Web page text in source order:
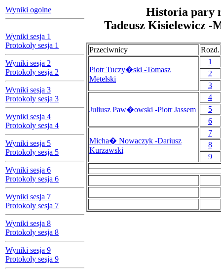
Wyniki ogolne
Wyniki sesja 1
Protokoly sesja 1
Wyniki sesja 2
Protokoly sesja 2
Wyniki sesja 3
Protokoly sesja 3
Wyniki sesja 4
Protokoly sesja 4
Wyniki sesja 5
Protokoly sesja 5
Wyniki sesja 6
Protokoly sesja 6
Wyniki sesja 7
Protokoly sesja 7
Wyniki sesja 8
Protokoly sesja 8
Wyniki sesja 9
Protokoly sesja 9
Historia pary
Tadeusz Kisielewicz -
Przeciwnicy Rozd.
Piotr Tuczy�ski -Tomasz
Metelski
1
2
3
Juliusz Paw�owski -Piotr Jassem
4
5
6
Micha� Nowaczyk -Dariusz
Kurzawski
7
8
9